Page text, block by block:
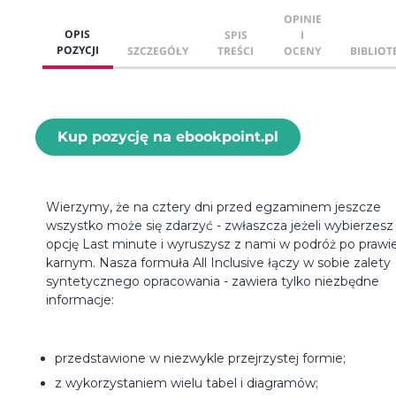
OPIS
POZYCJI
SZCZEGÓŁY
SPIS
TREŚCI
OPINIE
I
OCENY
Kup pozycję na ebookpoint.pl
Wierzymy, że na cztery dni przed egzaminem jeszcze
wszystko może się zdarzyć - zwłaszcza jeżeli wybierzesz
opcję Last minute i wyruszysz z nami w podróż po
karnym. Nasza formuła All Inclusive łączy w sobie zalety
syntetycznego opracowania - zawiera tylko niezbędne
informacje:
przedstawione w niezwykle przejrzystej formie;
z wykorzystaniem wielu tabel i diagramów;